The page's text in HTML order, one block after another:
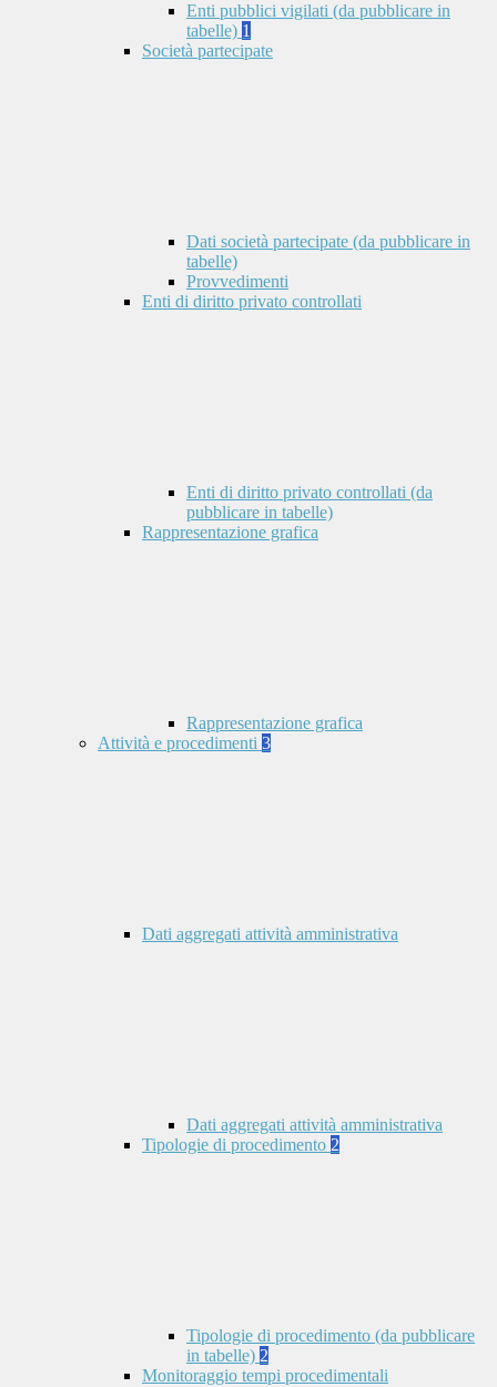
Enti pubblici vigilati (da pubblicare in
tabelle) 1
Società partecipate
Dati società partecipate (da pubblicare in
tabelle)
Provvedimenti
Enti di diritto privato controllati
Enti di diritto privato controllati (da
pubblicare in tabelle)
Rappresentazione grafica
Rappresentazione grafica
Attività e procedimenti 3
Dati aggregati attività amministrativa
Dati aggregati attività amministrativa
Tipologie di procedimento 2
Tipologie di procedimento (da pubblicare
in tabelle) 2
Monitoraggio tempi procedimentali